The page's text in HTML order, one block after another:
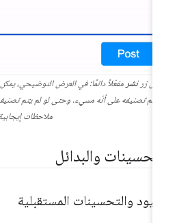
نشر مفعّلاً دائمًا: في العرض التوضيحي، يمكن
تم تصنيفه على أنّه مسيء. وحتى لو لم يتم تصنيف
ملاحظات إيجابية.
والبدائل
والتحسينات المستقبلية